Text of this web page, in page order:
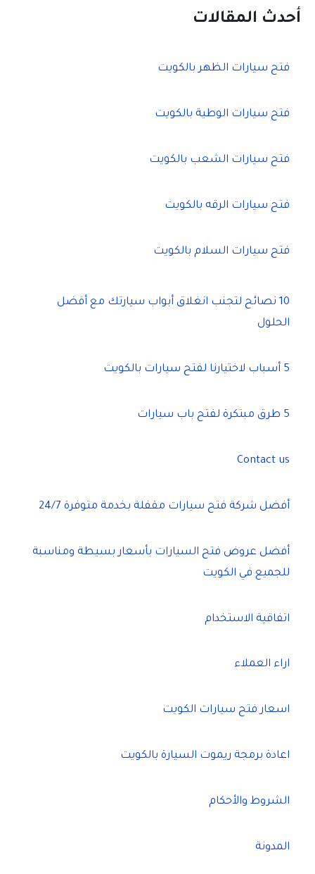
حأحدث المقالات
فتح سيارات الظهر بالكويت
فتح سيارات الوطية بالكويت
فتح سيارات الشعب بالكويت
فتح سيارات الرقه بالكويت
فتح سيارات السلام بالكويت
10 نصائح لتجنب انغلاق أبواب سيارتك مع أفضل
الحلول
5 أسباب لاختيارنا لفتح سيارات بالكويت
5 طرق مبتكرة لفتح باب سيارات
Contact us
أفضل شركة فتح سيارات مقفلة بخدمة متوفرة 24/7
أفضل عروض فتح السيارات بأسعار بسيطة ومناسبة
للجميع في الكويت
اتفاقية الاستخدام
اراء العملاء
اسعار فتح سيارات الكويت
اعادة برمجة ريموت السيارة بالكويت
الشروط والأحكام
المدونة